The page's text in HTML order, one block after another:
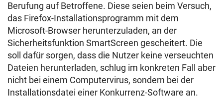
Berufung auf Betroffene. Diese seien beim Versuch,
das Firefox-Installationsprogramm mit dem
Microsoft-Browser herunterzuladen, an der
Sicherheitsfunktion SmartScreen gescheitert. Die
soll dafür sorgen, dass die Nutzer keine verseuchten
Dateien herunterladen, schlug im konkreten Fall aber
nicht bei einem Computervirus, sondern bei der
Installationsdatei einer Konkurrenz-Software an.